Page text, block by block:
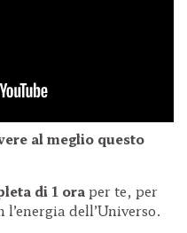
al meglio questo
di 1 oraper te, per
l’energia dell’Universo.